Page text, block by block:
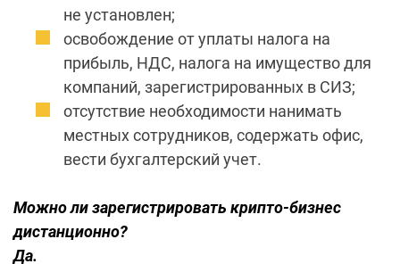
не установлен;
освобождение от уплаты налога на
прибыль, НДС, налога на имущество для
компаний, зарегистрированных в СИЗ;
отсутствие необходимости нанимать
местных сотрудников, содержать офис,
вести бухгалтерский учет.
Можно ли зарегистрировать крипто-бизнес
дистанционно?
Да.